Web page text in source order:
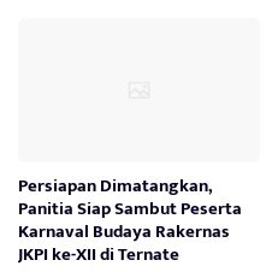
Persiapan Dimatangkan,
Panitia Siap Sambut Peserta
Karnaval Budaya Rakernas
JKPI ke-XII di Ternate